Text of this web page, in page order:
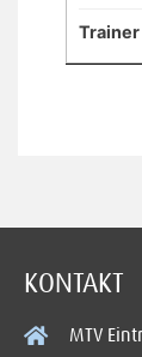
Trainer
KONTAKT
MTV